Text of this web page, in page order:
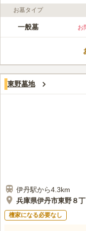
ライフドット編集部のコメン
兵庫県伊丹市の
き届いており、
口コミ評価
この霊園はまだ誰からも評
お墓タイプ
一般墓 お
東野墓地
伊丹駅から4.3km
兵庫県伊丹市東野８丁
檀家になる必要なし